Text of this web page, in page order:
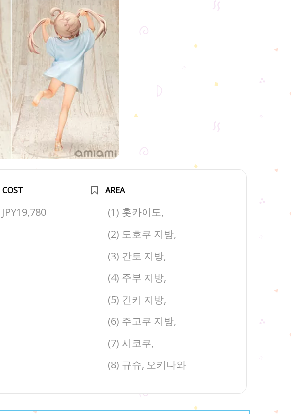
COST
JPY19,780
AREA
(1) 홋카이도,
(2) 도호쿠 지방,
(3) 간토 지방,
(4) 주부 지방,
(5) 긴키 지방,
(6) 주고쿠 지방,
(7) 시코쿠,
(8) 규슈, 오키나와